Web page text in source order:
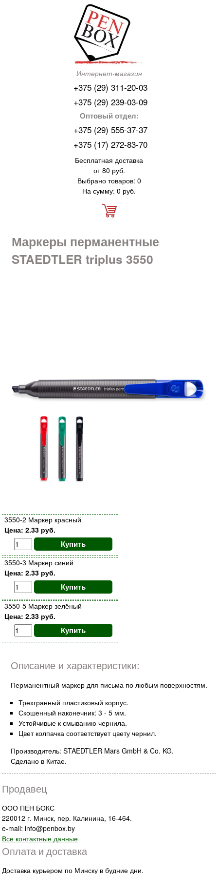
Интернет-магазин
+375 (29) 311-20-03
+375 (29) 239-03-09
Оптовый отдел:
+375 (29) 555-37-37
+375 (17) 272-83-70
Бесплатная доставка
от 80 руб.
Выбрано товаров: 0
На сумму: 0 руб.
Маркеры перманентные
STAEDTLER triplus 3550
3550-2 Маркер красный
Цена: 2.33 руб.
Купить
3550-3 Маркер синий
Цена: 2.33 руб.
Купить
3550-5 Маркер зелёный
Цена: 2.33 руб.
Купить
Описание и характеристики:
Перманентный маркер для письма по любым поверхностям.
Трехгранный пластиковый корпус.
Скошенный наконечник: 3 - 5 мм.
Устойчивые к смыванию чернила.
Цвет колпачка соответствует цвету чернил.
Производитель: STAEDTLER Mars GmbH & Co. KG.
Сделано в Китае.
Продавец
ООО ПЕН БОКС
220012 г. Минск, пер. Калинина, 16-464.
e-mail: info@penbox.by
Все контактные данные
Оплата и доставка
Доставка курьером по Минску в будние дни.